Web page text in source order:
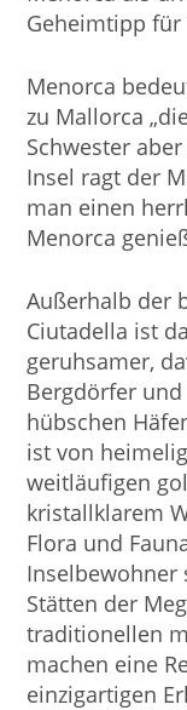
Geheimtipp für
Menorca
zu Mallorca
Schwester
Insel ragt der
man einen
Menorca
Außerhalb der
Ciutadella ist
geruhsamer,
Bergdörfer
hübschen
ist von
weitläufigen
kristallklarem
Flora und
Inselbewohner
Stätten der
traditionellen
machen eine
einzigartigen